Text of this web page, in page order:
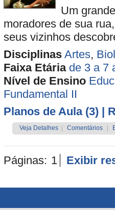
Um
moradores de sua
seus vizinhos
Disciplinas Artes,
Faixa Etária de 3 a 7
Nível de Ensino
Fundamental II
Planos de Aula (3) |
Veja Detalhes Comentários
Páginas: 1 Exibir